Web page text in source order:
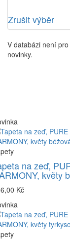
Zrušit výběr
V databázi není
novinky.
na zeď,
květy
Kč